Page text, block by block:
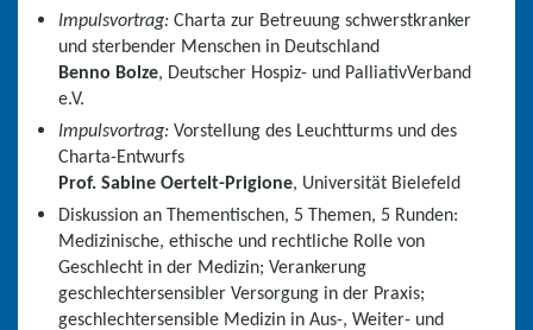
Impulsvortrag: Charta zur Betreuung schwerstkranker
und sterbender Menschen in Deutschland
Benno Bolze, Deutscher Hospiz- und PalliativVerband
e.V.
Impulsvortrag: Vorstellung des Leuchtturms und des
Charta-Entwurfs
Prof. Sabine Oertelt-Prigione, Universität Bielefeld
Diskussion an Thementischen, 5 Themen, 5 Runden:
Medizinische, ethische und rechtliche Rolle von
Geschlecht in der Medizin; Verankerung
geschlechtersensibler Versorgung in der Praxis;
geschlechtersensible Medizin in Aus-, Weiter- und